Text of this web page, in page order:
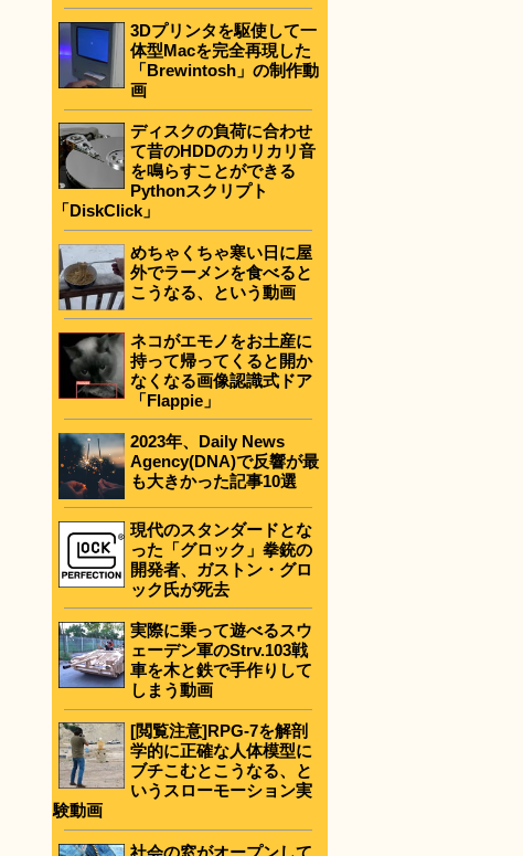
3Dプリンタを駆使して一
体型Macを完全再現した
「Brewintosh」の制作動
画
ディスクの負荷に合わせ
て昔のHDDのカリカリ音
を鳴らすことができる
Pythonスクリプト
「DiskClick」
めちゃくちゃ寒い日に屋
外でラーメンを食べると
こうなる、という動画
ネコがエモノをお土産に
持って帰ってくると開か
なくなる画像認識式ドア
「Flappie」
2023年、Daily News
Agency(DNA)で反響が最
も大きかった記事10選
現代のスタンダードとな
った「グロック」拳銃の
開発者、ガストン・グロ
ック氏が死去
実際に乗って遊べるスウ
ェーデン軍のStrv.103戦
車を木と鉄で手作りして
しまう動画
[閲覧注意]RPG-7を解剖
学的に正確な人体模型に
ブチこむとこうなる、と
いうスローモーション実
験動画
社会の窓がオープンして